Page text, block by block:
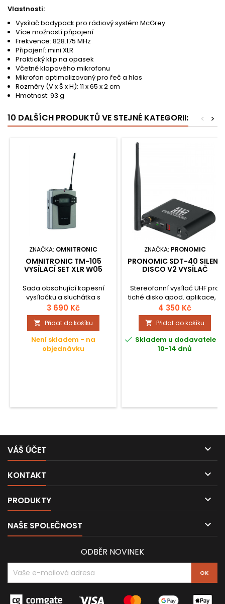
Vlastnosti:
Vysílač bodypack pro rádiový systém McGrey
Více možností připojení
Frekvence: 828.175 MHz
Připojení: mini XLR
Praktický klip na opasek
Včetněklopového mikrofonu
Mikrofon optimalizovaný pro řeč a hlas
Rozměry (V x Š x H): 11 x 65 x 2 cm
Hmotnost: 93 g
10 DALŠÍCH PRODUKTŮ VE STEJNÉ KATEGORII: >
<
ZNAČKA: OMNITRONIC
OMNITRONIC TM-105
VYSÍLACÍ SET XLR W05
Sada obsahující kapesní
vysílačku a sluchátka s
mikrofonem. Technologie
UHF PLL, vhodné pro
W.A.M.S.-05 systém. Vhodné
pro klopový mikrofon LS-105.
Provoz v pásmu 863.1-864.9
MHz s možností volby z 16
3 690 Kč
 Přidat do košíku
Není skladem - na
objednávku
ZNAČKA: PRONOMIC
PRONOMIC SDT-40 SILENT
DISCO V2 VYSÍLAČ
Stereofonní vysílač UHF pro
tiché disko apod. aplikace, 3
kanály, dosah přes 150 m,
integrovaná baterie se 4 až 5
hodinami provozu, externí
anténa, robustní kovové
provedení.
4 350 Kč
 Přidat do košíku
 Skladem u dodavatele -
10-14 dnů
VÁŠ ÚČET 
KONTAKT 
PRODUKTY 
NAŠE SPOLEČNOST 
ODBĚR NOVINEK